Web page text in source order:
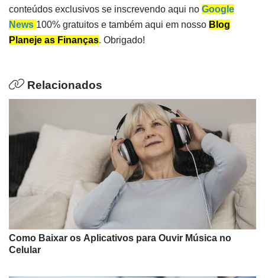
conteúdos exclusivos se inscrevendo aqui no Google
News 100% gratuitos e também aqui em nosso Blog
Planeje as Finanças. Obrigado!
Relacionados
Como Baixar os Aplicativos para Ouvir Música no
Celular